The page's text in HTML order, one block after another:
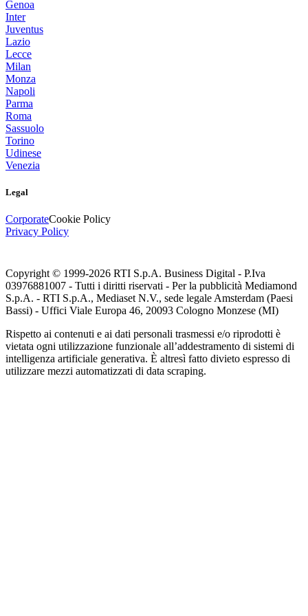
Genoa
Inter
Juventus
Lazio
Lecce
Milan
Monza
Napoli
Parma
Roma
Sassuolo
Torino
Udinese
Venezia
Legal
CorporateCookie Policy
Privacy Policy
Copyright © 1999-2026 RTI S.p.A. Business Digital - P.Iva
03976881007 - Tutti i diritti riservati - Per la pubblicità Mediamond
S.p.A. - RTI S.p.A., Mediaset N.V., sede legale Amsterdam (Paesi
Bassi) - Uffici Viale Europa 46, 20093 Cologno Monzese (MI)
Rispetto ai contenuti e ai dati personali trasmessi e/o riprodotti è
vietata ogni utilizzazione funzionale all’addestramento di sistemi di
intelligenza artificiale generativa. È altresì fatto divieto espresso di
utilizzare mezzi automatizzati di data scraping.